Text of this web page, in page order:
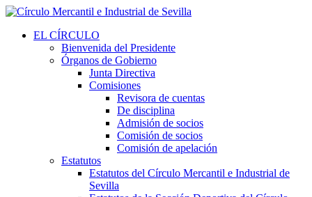
EL CÍRCULO
Bienvenida del Presidente
Órganos de Gobierno
Junta Directiva
Comisiones
Revisora de cuentas
De disciplina
Admisión de socios
Comisión de socios
Comisión de apelación
Estatutos
Estatutos del Círculo Mercantil e Industrial de
Sevilla